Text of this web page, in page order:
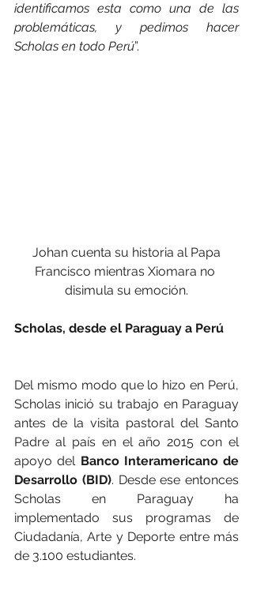
identificamos esta como una de las
problemáticas, y pedimos hacer
Scholas en todo Perú”.
Francisco mientras Xiomara no
disimula su emoción.
Scholas, desde el Paraguay a Perú
Del mismo modo que lo hizo en Perú,
Scholas inició su trabajo en Paraguay
antes de la visita pastoral del Santo
Padre al país en el año 2015 con el
apoyo del Banco Interamericano de
Desarrollo (BID). Desde ese entonces
Scholas en Paraguay ha
implementado sus programas de
Ciudadanía, Arte y Deporte entre más
de 3.100 estudiantes.